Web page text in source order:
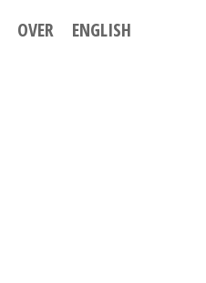
OVER ENGLISH